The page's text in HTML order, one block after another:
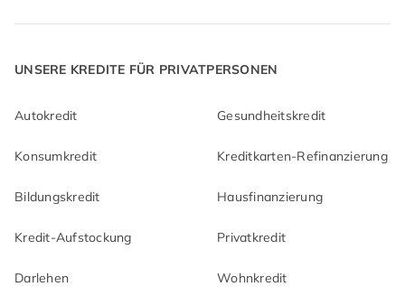
UNSERE KREDITE FÜR PRIVATPERSONEN
Autokredit Gesundheitskredit
Konsumkredit Kreditkarten-Refinanzierung
Bildungskredit Hausfinanzierung
Kredit-Aufstockung Privatkredit
Darlehen Wohnkredit